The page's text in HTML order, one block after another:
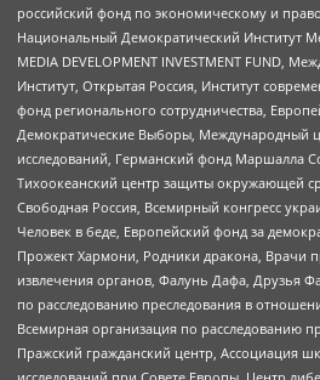
российский фонд по экономическому и
Национальный Демократический Институт
MEDIA DEVELOPMENT INVESTMENT FUND,
Институт, Открытая Россия, Институт
фонд регионального сотрудничества,
Демократические Выборы, Международный
исследований, Германский фонд Маршалла
Тихоокеанский центр защиты окружающей
Свободная Россия, Всемирный конгресс
Человек в беде, Европейский фонд за
Прожект Хармони, Родники дракона, Врачи
извлечения органов, Фалунь Дафа, Друзья
по расследованию преследования в
Всемирная организация по расследованию
Пражский гражданский центр, Ассоциация